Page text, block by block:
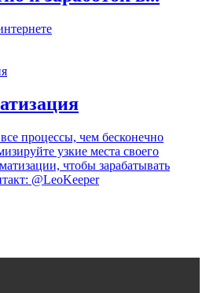
процессы, чем бесконечно
узкие места своего
чтобы зарабатывать
@LeoKeeper